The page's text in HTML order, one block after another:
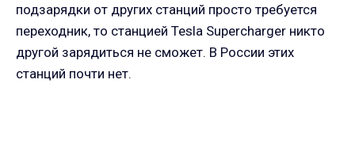
подзарядки от других станций просто требуется
переходник, то станцией Tesla Supercharger никто
другой зарядиться не сможет. В России этих
станций почти нет.